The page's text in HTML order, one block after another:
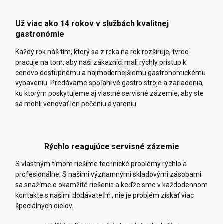
Už viac ako 14 rokov v službách kvalitnej
gastronómie
Každý rok náš tím, ktorý sa z roka na rok rozširuje, tvrdo
pracuje na tom, aby naši zákazníci mali rýchly prístup k
cenovo dostupnému a najmodernejšiemu gastronomickému
vybaveniu. Predávame spoľahlivé gastro stroje a zariadenia,
ku ktorým poskytujeme aj vlastné servisné zázemie, aby ste
sa mohli venovať len pečeniu a vareniu.
Rýchlo reagujúce servisné zázemie
S vlastným tímom riešime technické problémy rýchlo a
profesionálne. S našimi významnými skladovými zásobami
sa snažíme o okamžité riešenie a keďže sme v každodennom
kontakte s našimi dodávateľmi, nie je problém získať viac
špeciálnych dielov.